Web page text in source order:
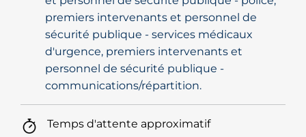
premiers intervenants et personnel de
sécurité publique - services médicaux
d'urgence, premiers intervenants et
personnel de sécurité publique -
communications/répartition.
Temps d'attente approximatif